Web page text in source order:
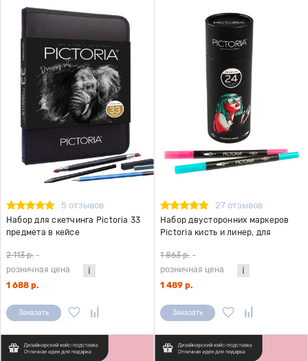
5 отзывов
Набор для скетчинга Pictoria 33
предмета в кейсе
2 113 р. -
розничная цена
1 688 р.
Заказать
27 отзывов
Набор двусторонних маркеров
Pictoria кисть и линер, для
1 863 р. -
розничная цена
1 489 р.
Заказать